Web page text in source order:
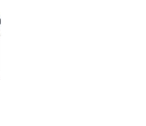
Blue White Leather